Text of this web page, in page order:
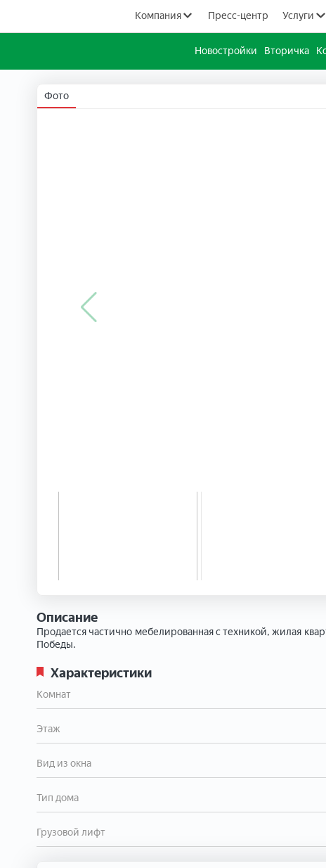
Компания Пресс-центр Услуги
Новостройки Вторичка
Фото
Описание
Продается частично мебелированная с техникой, жилая
Победы.
Характеристики
Комнат
Этаж
Вид из окна
Тип дома
Грузовой лифт